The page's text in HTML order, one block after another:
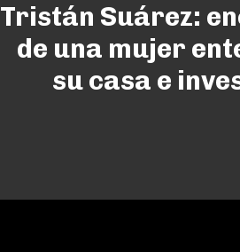
Tristán Suárez:
de una mujer
su casa e